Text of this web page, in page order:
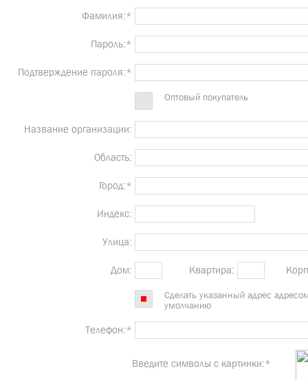
Фамилия:*
Пароль:*
Подтверждение пароля:*
Оптовый покупатель
Название организации:
Область:
Город:*
Индекс:
Улица:
Дом: Квартира:
Сделать указанный адрес
умолчанию
Телефон:*
Введите символы с картинки:*